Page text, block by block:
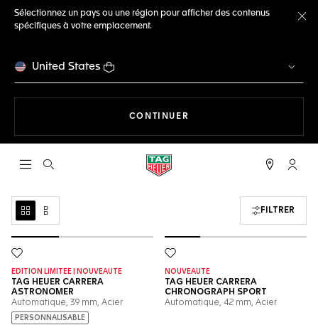
Sélectionnez un pays ou une région pour afficher des contenus
spécifiques à votre emplacement.
United States
CONTINUER
Ouvrir la barre de recherche